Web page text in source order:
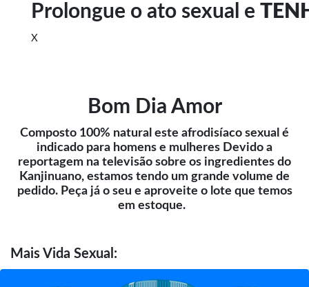
Prolongue o ato sexual e
X
Bom Dia Amor
Composto 100% natural este afrodisíaco sexual é
indicado para homens e mulheres Devido a
reportagem na televisão sobre os ingredientes do
Kanjinuano, estamos tendo um grande volume de
pedido. Peça já o seu e aproveite o lote que temos
em estoque.
Mais Vida Sexual: